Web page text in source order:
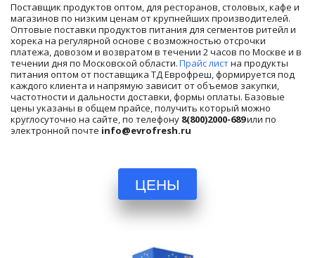
Поставщик продуктов оптом, для ресторанов, столовых, кафе и
магазинов по низким ценам от крупнейших производителей.
Оптовые поставки продуктов питания для сегментов ритейл и
хорека на регулярной основе с возможностью отсрочки
платежа, довозом и возвратом в течении 2 часов по Москве и в
течении дня по Московской области. Прайс лист на продукты
питания оптом от поставщика ТД Еврофреш, формируется под
каждого клиента и напрямую зависит от объемов закупки,
частотности и дальности доставки, формы оплаты. Базовые
цены указаны в общем прайсе, получить который можно
круглосуточно на сайте, по телефону 8(800)2000-689 или по
электронной почте info@evrofresh.ru
ЦЕНЫ